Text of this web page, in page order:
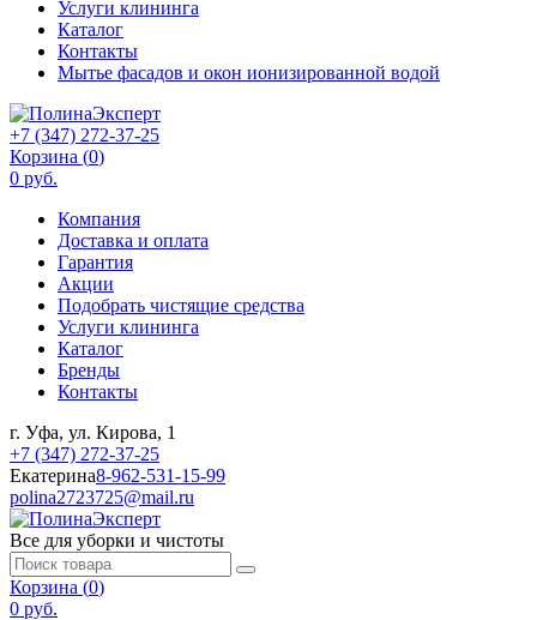
Услуги клининга
Каталог
Контакты
Мытье фасадов и окон ионизированной водой
+7 (347) 272-37-25
Корзина (0)
0 руб.
Компания
Доставка и оплата
Гарантия
Акции
Подобрать чистящие средства
Услуги клининга
Каталог
Бренды
Контакты
г. Уфа, ул. Кирова, 1
+7 (347) 272-37-25
Екатерина8-962-531-15-99
polina2723725@mail.ru
Все для уборки и чистоты
Корзина (0)
0 руб.